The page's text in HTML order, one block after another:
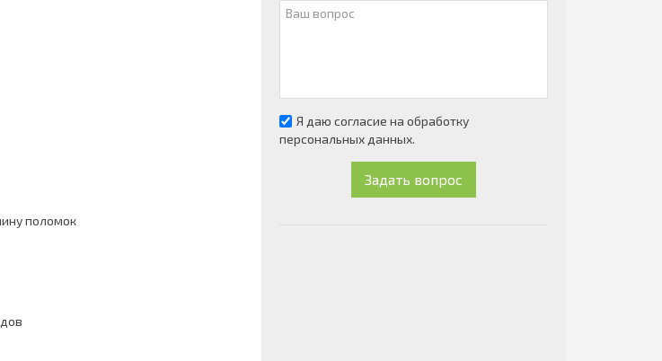
поломок
Я даю согласие на обработку
персональных данных.
Задать вопрос